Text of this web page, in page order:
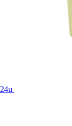
24u